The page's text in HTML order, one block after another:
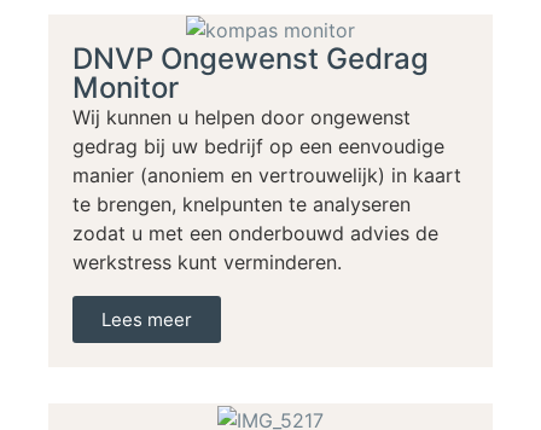
DNVP Ongewenst Gedrag
Monitor
Wij kunnen u helpen door ongewenst
gedrag bij uw bedrijf op een eenvoudige
manier (anoniem en vertrouwelijk) in kaart
te brengen, knelpunten te analyseren
zodat u met een onderbouwd advies de
werkstress kunt verminderen.
Lees meer